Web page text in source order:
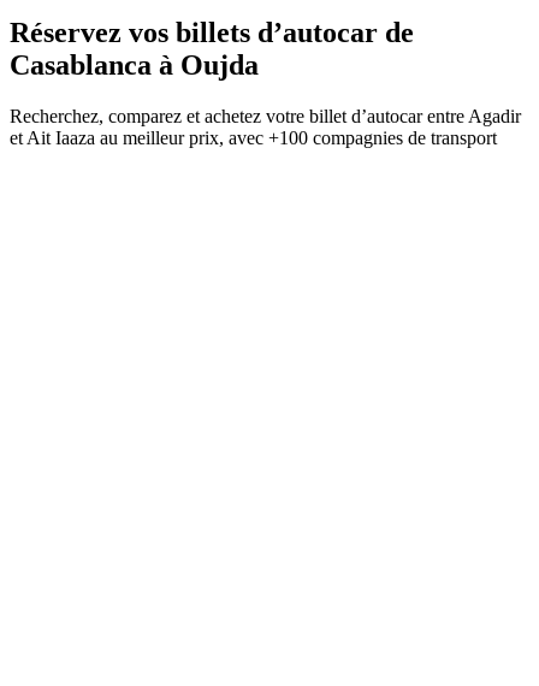
Réservez vos billets d’autocar de
Casablanca à Oujda
Recherchez, comparez et achetez votre billet d’autocar entre Agadir
et Ait Iaaza au meilleur prix, avec +100 compagnies de transport